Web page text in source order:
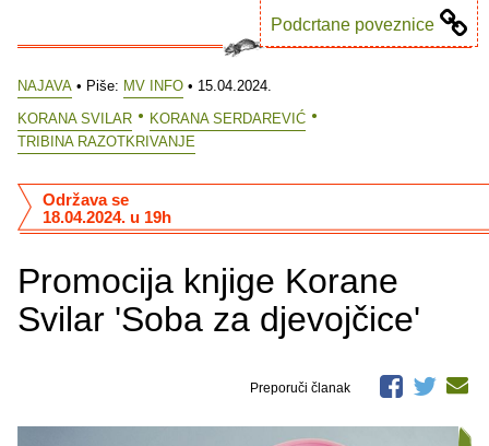
Podcrtane poveznice
NAJAVA • Piše: MV INFO • 15.04.2024.
KORANA SVILAR
KORANA SERDAREVIĆ
TRIBINA RAZOTKRIVANJE
Promocija knjige Korane
Svilar 'Soba za djevojčice'
Održava se
18.04.2024. u 19h
Preporuči članak